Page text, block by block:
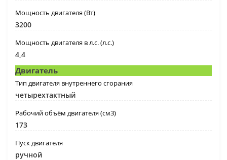
Мощность двигателя (Вт)
3200
Мощность двигателя в л.с. (л.с.)
4,4
Двигатель
Тип двигателя внутреннего сгорания
четырехтактный
Рабочий объём двигателя (см3)
173
Пуск двигателя
ручной